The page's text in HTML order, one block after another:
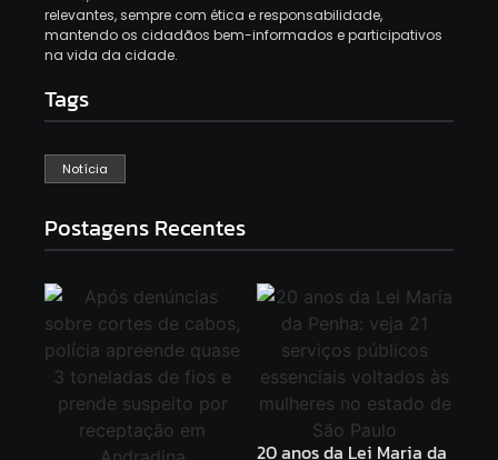
relevantes, sempre com ética e responsabilidade,
mantendo os cidadãos bem-informados e participativos
na vida da cidade.
Tags
Notícia
Postagens Recentes
20 anos da Lei Maria da